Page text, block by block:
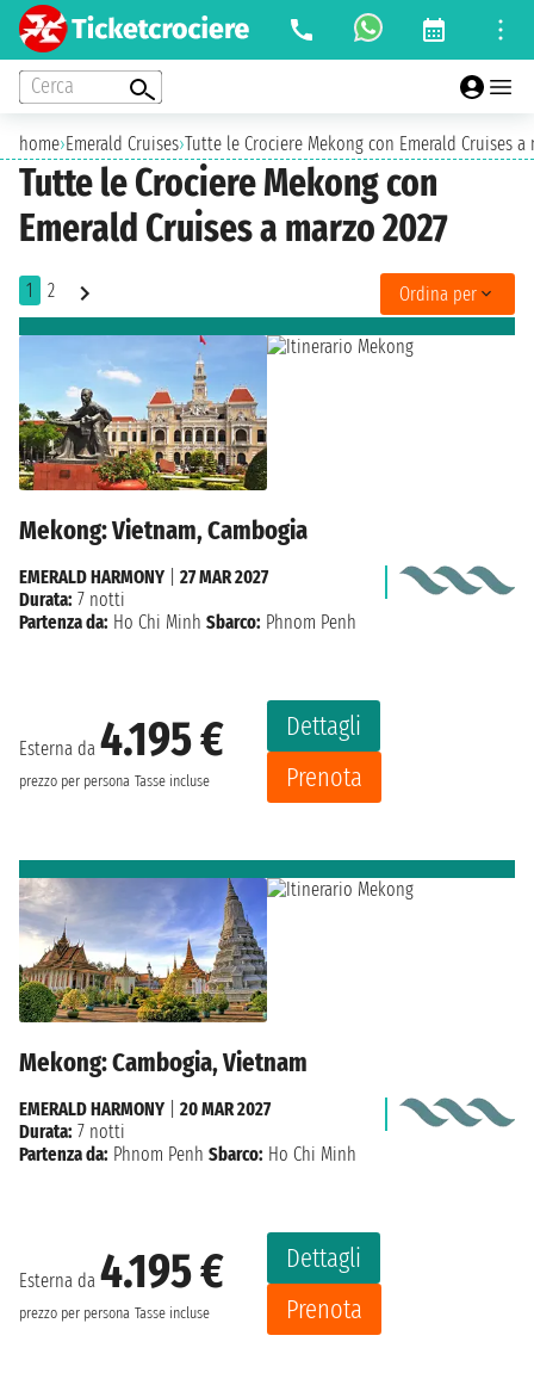
Cerca
home›Emerald Cruises›Tutte le Crociere Mekong con Emerald Cruises a
Tutte le Crociere Mekong con
Emerald Cruises a marzo 2027
1 2 Ordina per
Mekong: Vietnam, Cambogia
Esterna da 4.195 €
prezzo per persona Tasse incluse
Dettagli
Prenota
EMERALD HARMONY
27 MAR 2027
Durata: 7 notti
Partenza da: Ho Chi Minh Sbarco: Phnom Penh
Mekong: Cambogia, Vietnam
Esterna da 4.195 €
prezzo per persona Tasse incluse
Dettagli
Prenota
EMERALD HARMONY
20 MAR 2027
Durata: 7 notti
Partenza da: Phnom Penh Sbarco: Ho Chi Minh